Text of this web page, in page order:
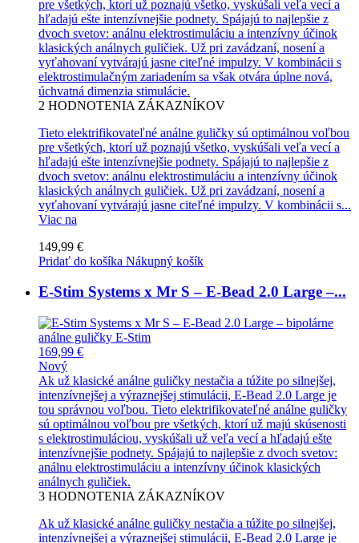
pre všetkých, ktorí už poznajú všetko, vyskúšali veľa vecí a
hľadajú ešte intenzívnejšie podnety. Spájajú to najlepšie z
dvoch svetov: análnu elektrostimuláciu a intenzívny účinok
klasických análnych guličiek. Už pri zavádzaní, nosení a
vyťahovaní vytvárajú jasne citeľné impulzy. V kombinácii s
elektrostimulačným zariadením sa však otvára úplne nová,
úchvatná dimenzia stimulácie.
2 HODNOTENIA ZÁKAZNÍKOV
Tieto elektrifikovateľné análne guličky sú optimálnou voľbou
pre všetkých, ktorí už poznajú všetko, vyskúšali veľa vecí a
hľadajú ešte intenzívnejšie podnety. Spájajú to najlepšie z
dvoch svetov: análnu elektrostimuláciu a intenzívny účinok
klasických análnych guličiek. Už pri zavádzaní, nosení a
vyťahovaní vytvárajú jasne citeľné impulzy. V kombinácii s...
Viac na
149,99 €
Pridať do košíka Nákupný košík
E-Stim Systems x Mr S – E-Bead 2.0 Large –...
169,99 €
Nový
Ak už klasické análne guličky nestačia a túžite po silnejšej,
intenzívnejšej a výraznejšej stimulácii, E-Bead 2.0 Large je
tou správnou voľbou. Tieto elektrifikovateľné análne guličky
sú optimálnou voľbou pre všetkých, ktorí už majú skúsenosti
s elektrostimuláciou, vyskúšali už veľa vecí a hľadajú ešte
intenzívnejšie podnety. Spájajú to najlepšie z dvoch svetov:
análnu elektrostimuláciu a intenzívny účinok klasických
análnych guličiek.
3 HODNOTENIA ZÁKAZNÍKOV
Ak už klasické análne guličky nestačia a túžite po silnejšej,
intenzívnejšej a výraznejšej stimulácii, E-Bead 2.0 Large je